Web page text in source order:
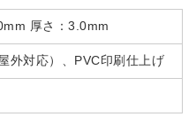
厚さ：3.0mm
外対応）、PVC印刷仕上げ